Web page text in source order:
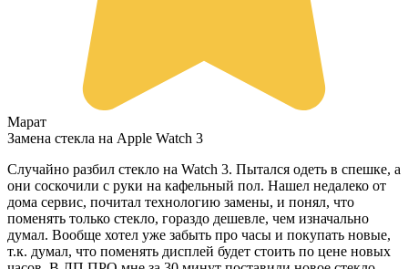
Марат
Замена стекла на Apple Watch 3
Случайно разбил стекло на Watch 3. Пытался одеть в спешке, а
они соскочили с руки на кафельный пол. Нашел недалеко от
дома сервис, почитал технологию замены, и понял, что
поменять только стекло, гораздо дешевле, чем изначально
думал. Вообще хотел уже забыть про часы и покупать новые,
т.к. думал, что поменять дисплей будет стоить по цене новых